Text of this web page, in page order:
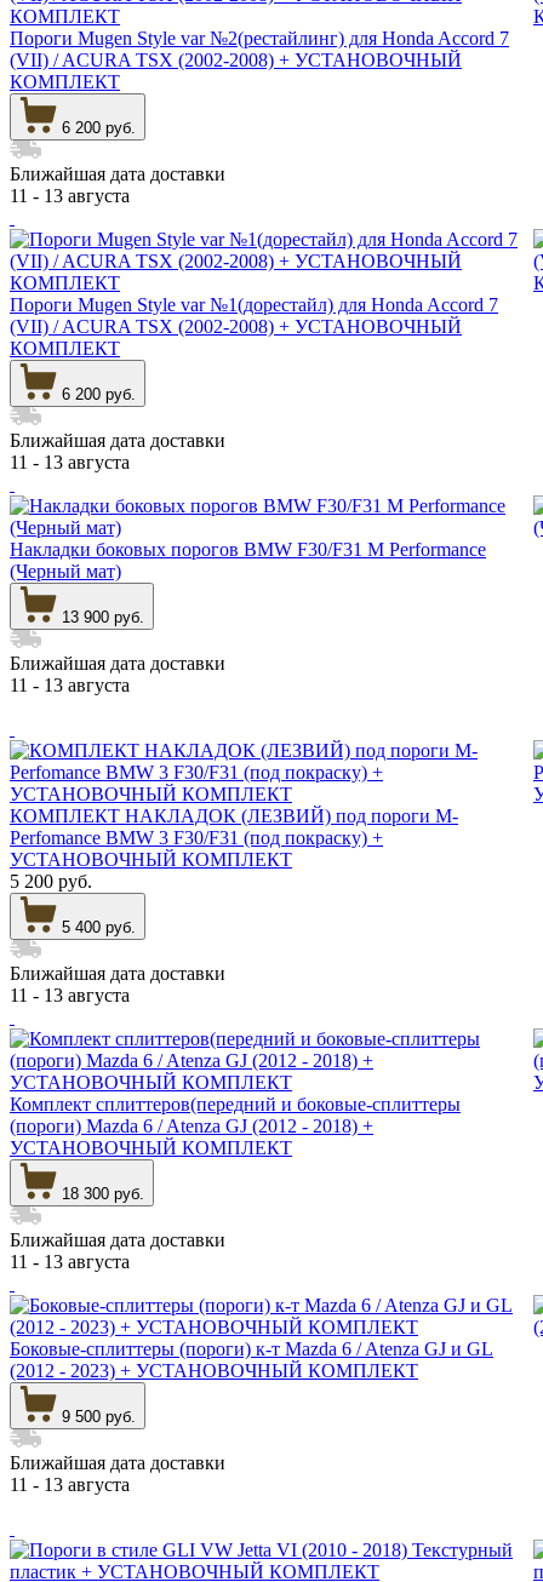
Пороги Mugen Style var №2(рестайлинг) для Honda Accord 7
(VII) / ACURA TSX (2002-2008) + УСТАНОВОЧНЫЙ
КОМПЛЕКТ
6 200 руб.
Ближайшая дата доставки
11 - 13 августа
Пороги Mugen Style var №1(дорестайл) для Honda Accord 7
(VII) / ACURA TSX (2002-2008) + УСТАНОВОЧНЫЙ
КОМПЛЕКТ
6 200 руб.
Ближайшая дата доставки
11 - 13 августа
Накладки боковых порогов BMW F30/F31 M Performance
(Черный мат)
13 900 руб.
Ближайшая дата доставки
11 - 13 августа
КОМПЛЕКТ НАКЛАДОК (ЛЕЗВИЙ) под пороги M-
Perfomance BMW 3 F30/F31 (под покраску) +
УСТАНОВОЧНЫЙ КОМПЛЕКТ
5 200 руб.
5 400 руб.
Ближайшая дата доставки
11 - 13 августа
Комплект сплиттеров(передний и боковые-сплиттеры
(пороги) Mazda 6 / Atenza GJ (2012 - 2018) +
УСТАНОВОЧНЫЙ КОМПЛЕКТ
18 300 руб.
Ближайшая дата доставки
11 - 13 августа
Боковые-сплиттеры (пороги) к-т Mazda 6 / Atenza GJ и GL
(2012 - 2023) + УСТАНОВОЧНЫЙ КОМПЛЕКТ
9 500 руб.
Ближайшая дата доставки
11 - 13 августа